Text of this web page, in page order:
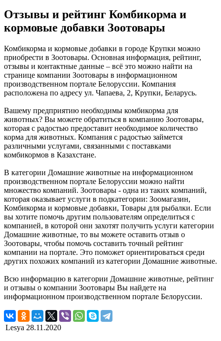
Отзывы и рейтинг Комбикорма и
кормовые добавки Зоотовары
Комбикорма и кормовые добавки в городе Крупки можно
приобрести в Зоотовары. Основная информация, рейтинг,
отзывы и контактные данные – всё это можно найти на
странице компании Зоотовары в информационном
производственном портале Белоруссии. Компания
расположена по адресу ул. Чапаева, 2, Крупки, Беларусь.
Вашему предприятию необходимы комбикорма для
животных? Вы можете обратиться в компанию Зоотовары,
которая с радостью предоставит необходимое количество
корма для животных. Компания с радостью займется
различными услугами, связанными с поставками
комбикормов в Казахстане.
В категории Домашние животные на информационном
производственном портале Белоруссии можно найти
множество компаний. Зоотовары - одна из таких компаний,
которая оказывает услуги в подкатегории: Зоомагазин,
Комбикорма и кормовые добавки, Товары для рыбалки. Если
вы хотите помочь другим пользователям определиться с
компанией, в которой они захотят получить услуги категории
Домашние животные, то вы можете оставить отзыв о
Зоотовары, чтобы помочь составить точный рейтинг
компании на портале. Это поможет ориентироваться среди
других похожих компаний из категории Домашние животные.
Всю информацию в категории Домашние животные, рейтинг
и отзывы о компании Зоотовары Вы найдете на
информационном производственном портале Белоруссии.
Lesya 28.11.2020